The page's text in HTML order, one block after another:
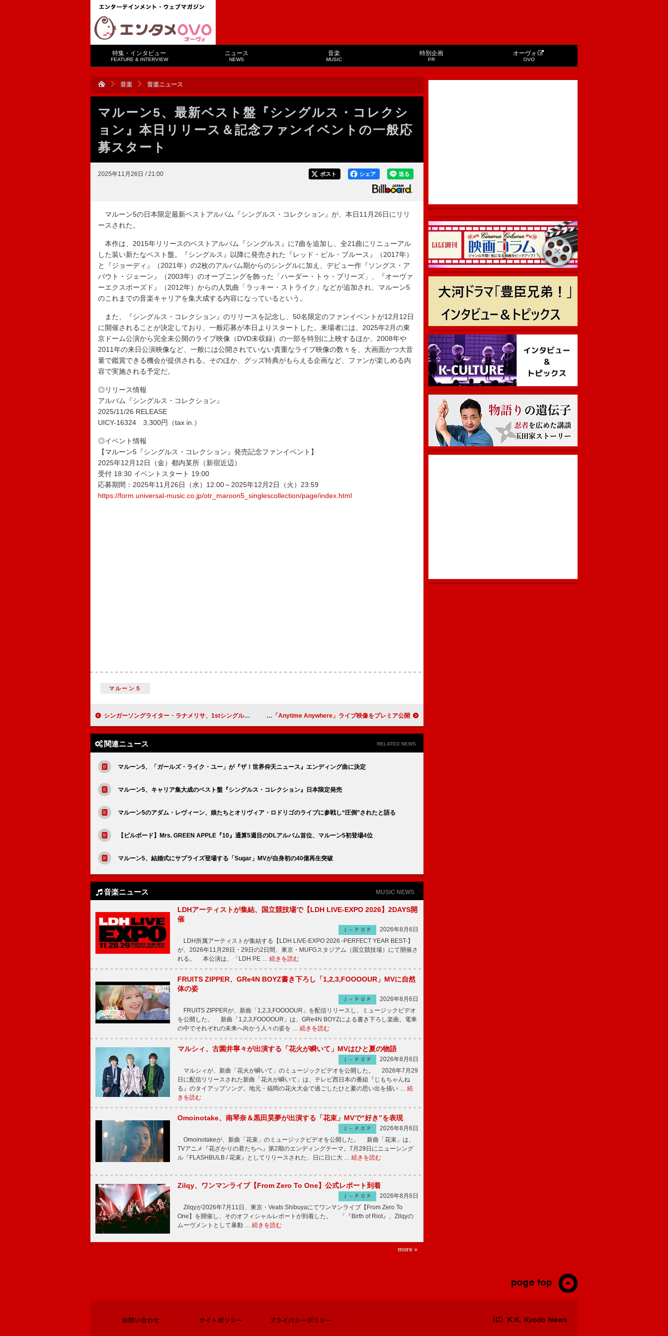
特集・インタビュー
FEATURE & INTERVIEW
ニュース
NEWS
音楽
MUSIC
特別企画
PR
オーヴォ
OVO
音楽 音楽ニュース
マルーン5、最新ベスト盤『シングルス・コレクシ
ョン』本日リリース＆記念ファンイベントの一般応
募スタート
2025年11月26日 / 21:00 送る
シェア
ポスト
マルーン5の日本限定最新ベストアルバム『シングルス・コレクション』が、本日11月26日にリリ
ースされた。
本作は、2015年リリースのベストアルバム『シングルス』に7曲を追加し、全21曲にリニューアル
した装い新たなベスト盤。『シングルス』以降に発売された『レッド・ピル・ブルース』（2017年）
と『ジョーディ』（2021年）の2枚のアルバム期からのシングルに加え、デビュー作『ソングス・ア
バウト・ジェーン』（2003年）のオープニングを飾った「ハーダー・トゥ・ブリーズ」、『オーヴァ
ーエクスポーズド』（2012年）からの人気曲「ラッキー・ストライク」などが追加され、マルーン5
のこれまでの音楽キャリアを集大成する内容になっているという。
また、『シングルス・コレクション』のリリースを記念し、50名限定のファンイベントが12月12日
に開催されることが決定しており、一般応募が本日よりスタートした。来場者には、2025年2月の東
京ドーム公演から完全未公開のライブ映像（DVD未収録）の一部を特別に上映するほか、2008年や
2011年の来日公演映像など、一般には公開されていない貴重なライブ映像の数々を、大画面かつ大音
量で鑑賞できる機会が提供される。そのほか、グッズ特典がもらえる企画など、ファンが楽しめる内
容で実施される予定だ。
◎リリース情報
アルバム『シングルス・コレクション』
2025/11/26 RELEASE
UICY-16324 3,300円（tax in.）
◎イベント情報
【マルーン5『シングルス・コレクション』発売記念ファンイベント】
2025年12月12日（金）都内某所（新宿近辺）
受付 18:30 イベントスタート 19:00
応募期間：2025年11月26日（水）12:00～2025年12月2日（火）23:59
https://form.universal-music.co.jp/otr_maroon5_singlescollection/page/index.html
マルーン５
シンガーソングライター・ラナメリサ、1stシングル「愛でてよベイベー」MV公開 milet、台北公演より「Anytime Anywhere」ライブ映像をプレミア公開
関連ニュース RELATED NEWS
マルーン5、「ガールズ・ライク・ユー」が『ザ！世界仰天ニュース』エンディング曲に決定
マルーン5、キャリア集大成のベスト盤『シングルス・コレクション』日本限定発売
マルーン5のアダム・レヴィーン、娘たちとオリヴィア・ロドリゴのライブに参戦し“圧倒”されたと語る
【ビルボード】Mrs. GREEN APPLE『10』通算5週目のDLアルバム首位、マルーン5初登場4位
マルーン5、結婚式にサプライズ登場する「Sugar」MVが自身初の40億再生突破
音楽ニュース MUSIC NEWS
LDHアーティストが集結、国立競技場で【LDH LIVE-EXPO 2026】2DAYS開
催
Ｊ－ＰＯＰ
2026年8月6日
LDH所属アーティストが集結する【LDH LIVE-EXPO 2026 -PERFECT YEAR BEST-】
が、2026年11月28日・29日の2日間、東京・MUFGスタジアム（国立競技場）にて開催さ
れる。 本公演は、「LDH PE … 続きを読む
FRUITS ZIPPER、GRe4N BOYZ書き下ろし「1,2,3,FOOOOUR」MVに自然
体の姿
Ｊ－ＰＯＰ
2026年8月6日
FRUITS ZIPPERが、新曲「1,2,3,FOOOOUR」を配信リリースし、ミュージックビデオ
を公開した。 新曲「1,2,3,FOOOOUR」は、GRe4N BOYZによる書き下ろし楽曲。電車
の中でそれぞれの未来へ向かう人々の姿を … 続きを読む
マルシィ、古園井寧々が出演する「花火が瞬いて」MVはひと夏の物語
Ｊ－ＰＯＰ
2026年8月6日
マルシィが、新曲「花火が瞬いて」のミュージックビデオを公開した。 2026年7月29
日に配信リリースされた新曲「花火が瞬いて」は、テレビ西日本の番組『じもちゃんね
る』のタイアップソング。地元・福岡の花火大会で過ごしたひと夏の思い出を描い … 続
きを読む
Omoinotake、南琴奈＆黒田昊夢が出演する「花束」MVで“好き”を表現
Ｊ－ＰＯＰ
2026年8月6日
Omoinotakeが、新曲「花束」のミュージックビデオを公開した。 新曲「花束」は、
TVアニメ『花ざかりの君たちへ』第2期のエンディングテーマ。7月29日にニューシング
ル『FLASHBULB / 花束』としてリリースされた、日に日に大 … 続きを読む
Zilqy、ワンマンライブ【From Zero To One】公式レポート到着
Ｊ－ＰＯＰ
2026年8月6日
Zilqyが2026年7月11日、東京・Veats Shibuyaにてワンマンライブ【From Zero To
One】を開催し、そのオフィシャルレポートが到着した。 「『Birth of Riot』、Zilqyの
ムーヴメントとして暴動 … 続きを読む
more »